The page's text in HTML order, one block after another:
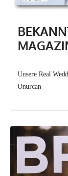
Unsere Real
Onurcan